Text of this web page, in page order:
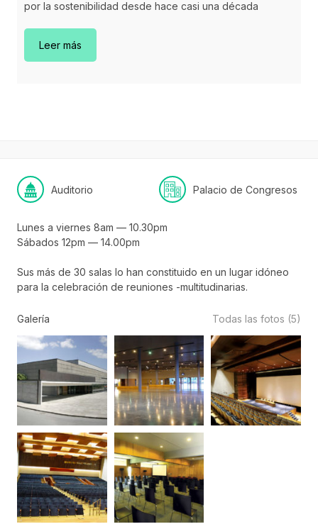
por la sostenibilidad desde hace casi una década
Leer más
Auditorio Palacio de Congresos
Lunes a viernes 8am — 10.30pm
Sábados 12pm — 14.00pm
Sus más de 30 salas lo han constituido en un lugar idóneo
para la celebración de reuniones -multitudinarias.
Galería Todas las fotos (5)